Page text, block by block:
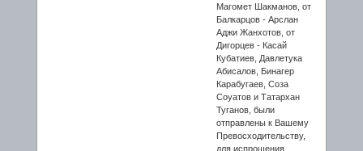
Магомет Шакманов, от
Балкарцов - Арслан
Аджи Жанхотов, от
Дигорцев - Касай
Кубатиев, Давлетука
Абисалов, Бинагер
Карабугaeв, Соза
Соyатов и Татархан
Туганов, были
отправлены к Вашему
Превосходительству,
для испрошения